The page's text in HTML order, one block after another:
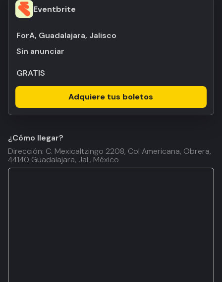
Eventbrite
ForA, Guadalajara, Jalisco
Sin anunciar
GRATIS
Adquiere tus boletos
¿Cómo llegar?
Dirección: C. Mexicaltzingo 2208, Col Americana, Obrera,
44140 Guadalajara, Jal., México